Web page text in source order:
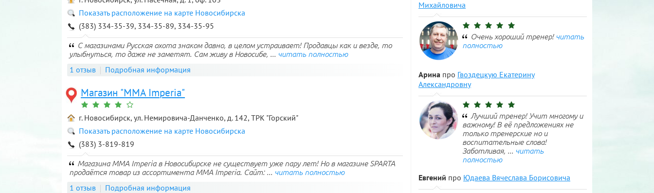
Показать расположение на карте Новосибирска
(383) 334-35-39, 334-35-89, 334-35-95
С магазинами Русская охота знаком давно, в целом устраивает! Продавцы как и везде, то
улыбнуться, то даже не заметят. Сам живу в Новосибе, ... читать полностью
1 отзыв Подробная информация
Магазин "MMA Imperia"
г. Новосибирск, ул. Немировича-Данченко, д. 142, ТРК "Горский"
Показать расположение на карте Новосибирска
(383) 3-819-819
Магазина MMA Imperia в Новосибирске не существует уже пару лет! Но в магазине SPARTA
продаётся товар из ассортимента MMA Imperia. Сайт: ... читать полностью
1 отзыв Подробная информация
Михайловича
Очень хороший тренер! читать
полностью
Арина про Гвоздецкую Екатерину
Александровну
Лучший тренер! Учит многому и
важному! В её предложениях не
только тренерские но и
воспитательные слова!
Заботливая, ... читать
полностью
Евгений про Юдаева Вячеслава Борисовича